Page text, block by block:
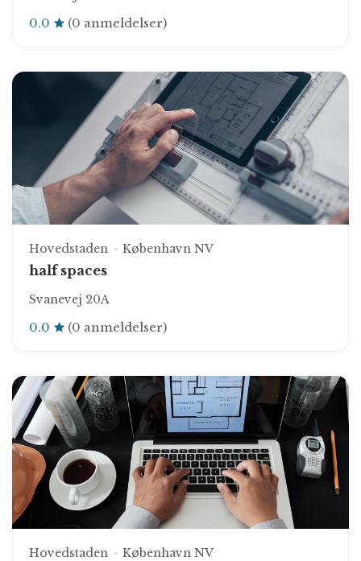
0.0 (0 anmeldelser)
Hovedstaden København NV
half spaces
Svanevej 20A
0.0 (0 anmeldelser)
Hovedstaden København NV